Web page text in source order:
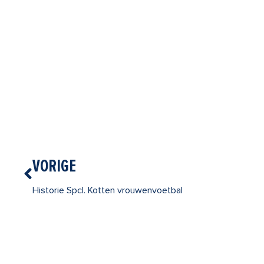
Vorige
VORIGE
Historie Spcl. Kotten vrouwenvoetbal